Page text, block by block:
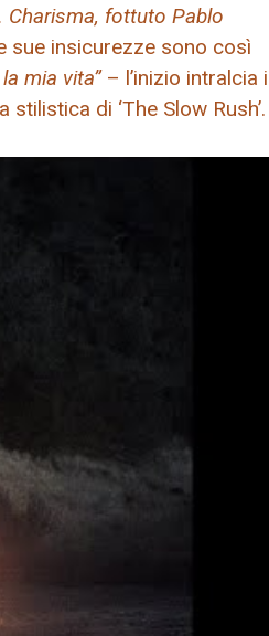
Charisma, fottuto Pablo
sue insicurezze sono così
mia vita”– l’inizio intralcia i
di ‘The Slow Rush’.